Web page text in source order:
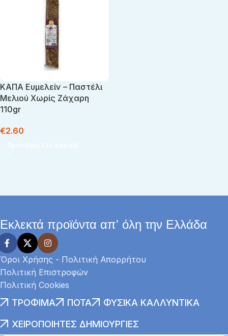
ΚΑΠΑ Ευμελείν – Παστέλι
Μελιού Χωρίς Ζάχαρη
110gr
€2.60
Εκλεκτά προϊόντα απ' όλη την Ελλάδα
Όροι Χρήσης - Πολιτική Απορρήτου
Πολιτική Επιστροφών
Πολιτική Cookies
ΤΡΌΦΙΜΑ ΠΟΤΆ
ΦΥΣΙΚΆ ΚΑΛΛΥΝΤΙΚΆ
ΧΕΙΡΟΠΟΊΗΤΕΣ ΔΗΜΙΟΥΡΓΊΕΣ